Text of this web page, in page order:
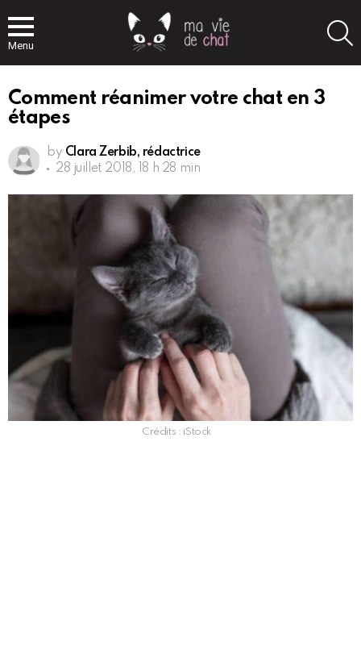
Menu
Comment réanimer votre chat en 3
étapes
by Clara Zerbib, rédactrice
28 juillet 2018, 18 h 28 min
Crédits : iStock